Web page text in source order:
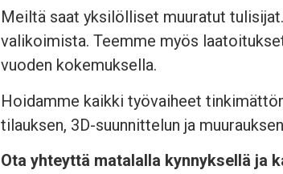
Meiltä saat yksilölliset muuratut
valikoimista. Teemme myös
vuoden kokemuksella.
Hoidamme kaikki työvaiheet
tilauksen, 3D-suunnittelun ja
Ota yhteyttä matalalla kynnyksellä ja